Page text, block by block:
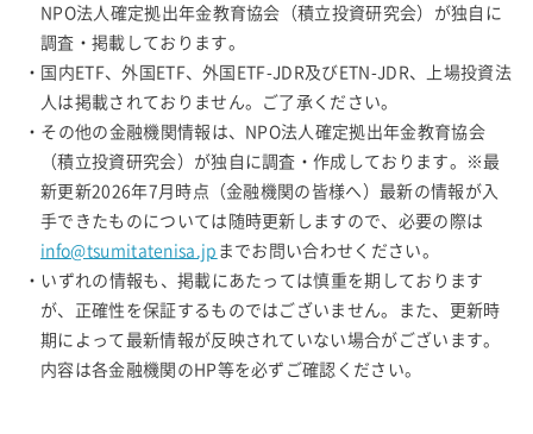
NPO法人確定拠出年金教育協会（積立投資研究会）が独自に
調査・掲載しております。
・国内ETF、外国ETF、外国ETF-JDR及びETN-JDR、上場投資法
人は掲載されておりません。ご了承ください。
・その他の金融機関情報は、NPO法人確定拠出年金教育協会
（積立投資研究会）が独自に調査・作成しております。※最
新更新2026年7月時点（金融機関の皆様へ）最新の情報が入
手できたものについては随時更新しますので、必要の際は
info@tsumitatenisa.jp までお問い合わせください。
・いずれの情報も、掲載にあたっては慎重を期しております
が、正確性を保証するものではございません。また、更新時
期によって最新情報が反映されていない場合がございます。
内容は各金融機関のHP等を必ずご確認ください。